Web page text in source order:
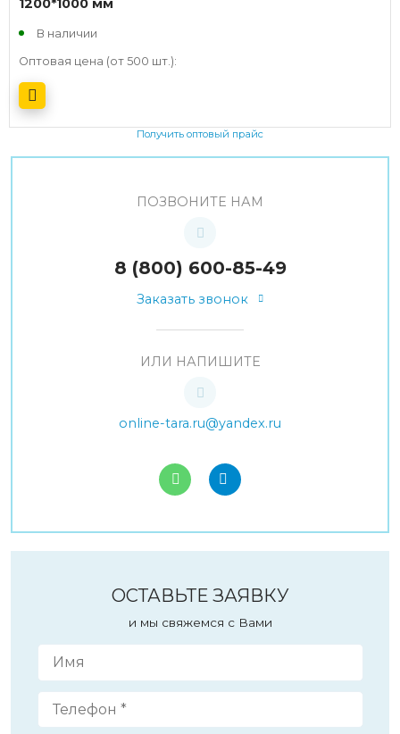
1200*1000 мм
В наличии
Оптовая цена (от 500 шт.):
Получить оптовый прайс
ПОЗВОНИТЕ НАМ
8 (800) 600-85-49
Заказать звонок
ИЛИ НАПИШИТЕ
online-tara.ru@yandex.ru
ОСТАВЬТЕ ЗАЯВКУ
и мы свяжемся с Вами